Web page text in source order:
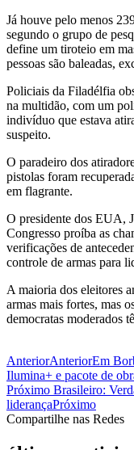
Já houve pelo menos
segundo o grupo de
define um tiroteio em
pessoas são baleadas,
Policiais da Filadélfia
na multidão, com um
indivíduo que estava
suspeito.
O paradeiro dos
pistolas foram
em flagrante.
O presidente dos EUA,
Congresso proíba as
verificações de
controle de armas para
A maioria dos eleitores
armas mais fortes, mas
democratas moderados
AnteriorAnteriorEm
Ilumina+ e pacote de
Próximo Brasileiro:
liderançaPróximo
Compartilhe nas Redes